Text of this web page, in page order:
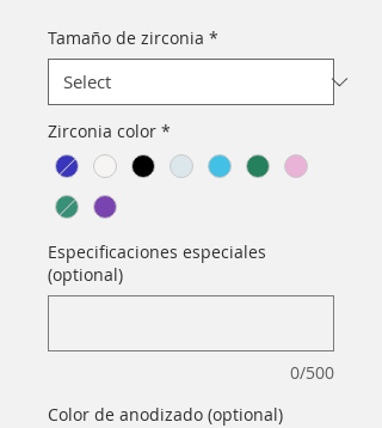
Tamaño de zirconia *
Zirconia color *
Especificaciones especiales
(optional)
0/500
Color de anodizado (optional)